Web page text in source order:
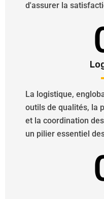
d'assurer la
La logistique,
outils de qualités, la
et la coordination
un pilier essentiel